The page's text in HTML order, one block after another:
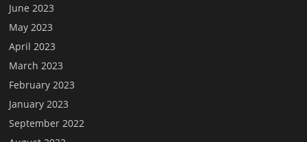
June 2023
May 2023
April 2023
March 2023
February 2023
January 2023
September 2022